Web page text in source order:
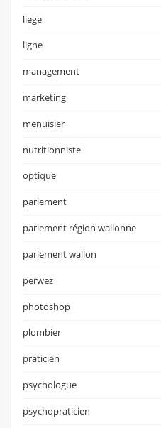
liege
ligne
management
marketing
menuisier
nutritionniste
optique
parlement
parlement région wallonne
parlement wallon
perwez
photoshop
plombier
praticien
psychologue
psychopraticien